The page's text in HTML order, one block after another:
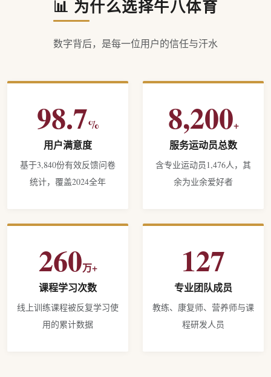
📊 为什么选择牛八体育
数字背后，是每一位用户的信任与汗水
98.7%
用户满意度
基于3,840份有效反馈问卷
统计，覆盖2024全年
8,200+
服务运动员总数
含专业运动员1,476人，其
余为业余爱好者
260万+
课程学习次数
线上训练课程被反复学习使
用的累计数据
127
专业团队成员
教练、康复师、营养师与课
程研发人员